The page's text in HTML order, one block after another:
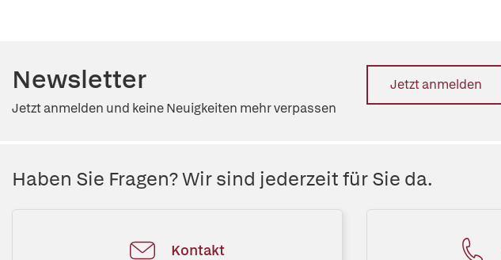
Newsletter
Jetzt anmelden und keine Neuigkeiten mehr verpassen
Jetzt anmelden
Haben Sie Fragen? Wir sind jederzeit für Sie da.
Kontakt